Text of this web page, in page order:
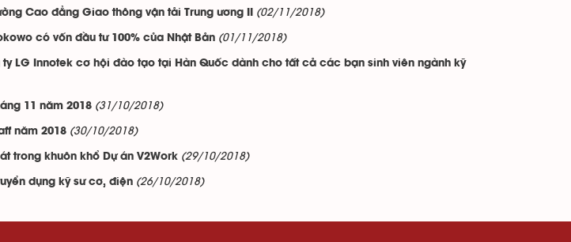
Cao đẳng Giao thông vận tải Trung ương II (02/11/2018)
có vốn đầu tư 100% của Nhật Bản (01/11/2018)
ty LG Innotek cơ hội đào tạo tại Hàn Quốc dành cho tất cả các bạn sinh viên ngành kỹ
11 năm 2018 (31/10/2018)
năm 2018 (30/10/2018)
trong khuôn khổ Dự án V2Work (29/10/2018)
dụng kỹ sư cơ, điện (26/10/2018)